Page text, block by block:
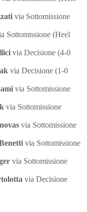
via Sottomissione
Sottomissione (Heel
via Decisione (4-0
via Decisione (1-0
via Sottomissione
via Sottomissione
via Sottomissione
via Sottomissione
via Sottomissione
via Decisione